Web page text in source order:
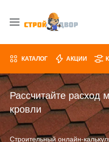
КАТАЛОГ АКЦИИ
Рассчитайте расход
кровли
Строительный онлайн-